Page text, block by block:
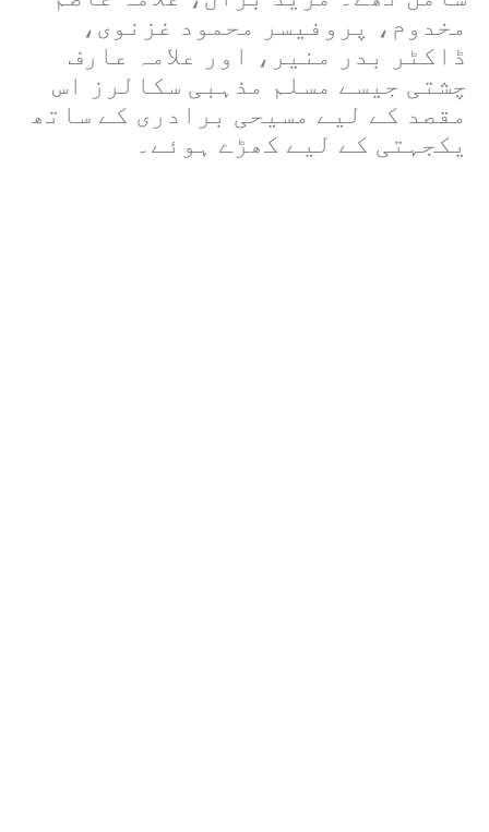
مخدوم، پروفیسر محمود غزنوی،
ڈاکٹر بدر منیر، اور علامہ عارف
چشتی جیسے مسلم مذہبی سکالرز اس
مقصد کے لیے مسیحی برادری کے ساتھ
یکجہتی کے لیے کھڑے ہوئے۔